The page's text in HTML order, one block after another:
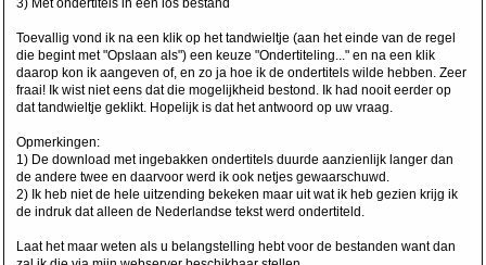
3) Met ondertitels in een los bestand
Toevallig vond ik na een klik op het tandwieltje (aan het einde van de regel
die begint met "Opslaan als") een keuze "Ondertiteling..." en na een klik
daarop kon ik aangeven of, en zo ja hoe ik de ondertitels wilde hebben. Zeer
fraai! Ik wist niet eens dat die mogelijkheid bestond. Ik had nooit eerder op
dat tandwieltje geklikt. Hopelijk is dat het antwoord op uw vraag.
Opmerkingen:
1) De download met ingebakken ondertitels duurde aanzienlijk langer dan
de andere twee en daarvoor werd ik ook netjes gewaarschuwd.
2) Ik heb niet de hele uitzending bekeken maar uit wat ik heb gezien krijg ik
de indruk dat alleen de Nederlandse tekst werd ondertiteld.
Laat het maar weten als u belangstelling hebt voor de bestanden want dan